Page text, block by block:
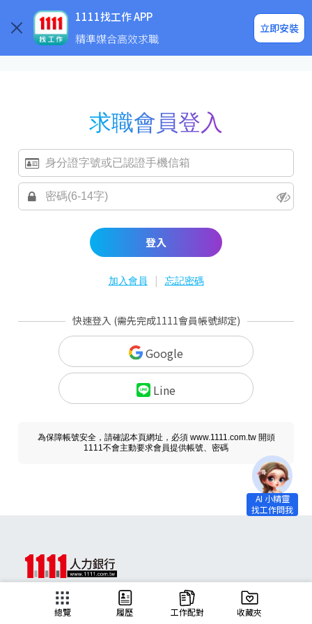
1111找工作 APP
精準媒合高效求職
立即安裝
企業求才
求職會員登入
登入
加入會員 | 忘記密碼
快速登入 (需先完成1111會員帳號綁定)
Google
Line
為保障帳號安全，請確認本頁網址，必須 www.1111.com.tw 開頭
1111不會主動要求會員提供帳號、密碼
總覽 履歷 工作配對 收藏夾